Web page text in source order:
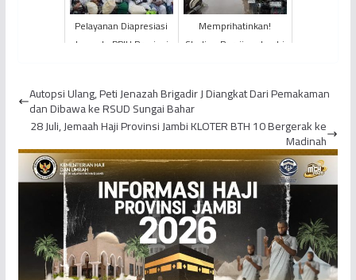
Pelayanan Diapresiasi
Jemaah, PPIH Provinsi
BTH 10
Memprihatinkan!
Stadion Persijam Jambi
Autopsi Ulang, Peti Jenazah Brigadir J Diangkat Dari Pemakaman
dan Dibawa ke RSUD Sungai Bahar
28 Juli, Jemaah Haji Provinsi Jambi KLOTER BTH 10 Bergerak ke
Madinah